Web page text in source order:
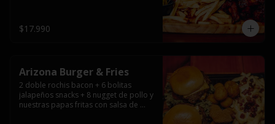
$17.990
Arizona Burger & Fries
2 doble rochis bacon + 6 bolitas
jalapeños snacks + 8 nugget de pollo y
nuestras papas fritas con salsa de